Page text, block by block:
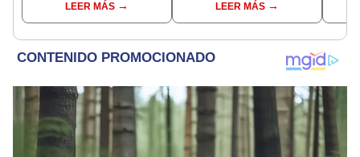
Mundial sub 17 2026
LEER MÁS LEER MÁS